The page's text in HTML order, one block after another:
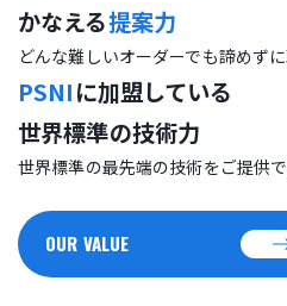
かなえる提案力
どんな難しいオーダーでも諦めず
PSNIに加盟している
世界標準の技術力
世界標準の最先端の技術をご提供
OUR VALUE